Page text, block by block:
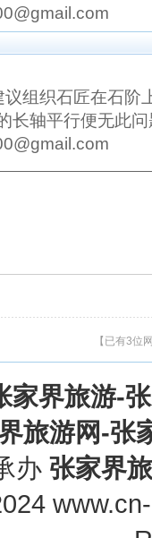
组织石匠在石阶
长轴平行便无此
【已有3位
家界旅游-
旅游网-张
办 张家界